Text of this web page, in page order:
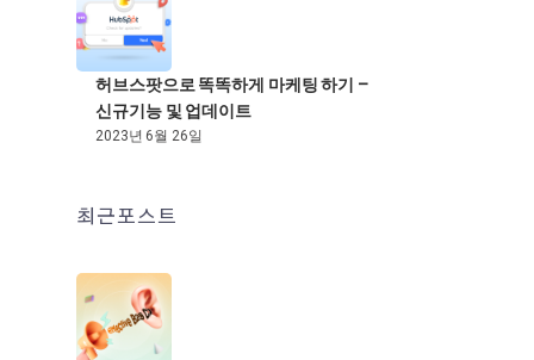
허브스팟으로 똑똑하게 마케팅 하기 –
신규기능 및 업데이트
2023년 6월 26일
최근포스트